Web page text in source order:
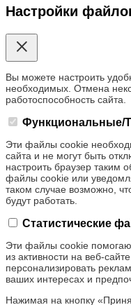
Настройки
Вы можете настроить
необходимых. Отмена
работоспособность сайта.
Функциональные/
Эти файлы cookie
сайта и не могут быть
настроить браузер таким
файлы cookie или
таком случае возможно,
будут работать.
Статистические
Эти файлы cookie
из активности на веб-
персонализировать
ваших интересах и
Нажимая на кнопку